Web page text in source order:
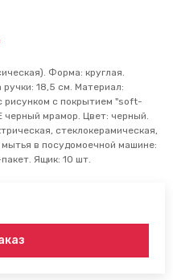
Форма: круглая.
18,5 см. Материал:
рисунком с покрытием "soft-
черный мрамор. Цвет: черный.
стеклокерамическая,
в посудомоечной машине:
Ящик: 10 шт.